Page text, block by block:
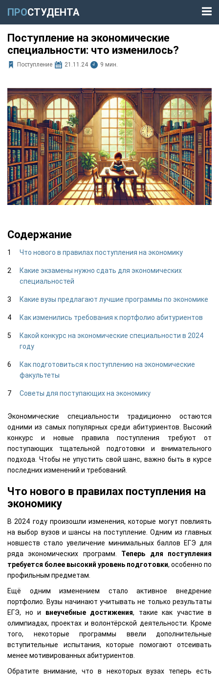
ПРОСТУДЕНТА
Поступление на экономические
специальности: что изменилось?
Поступление 21.11.24 9 мин.
Содержание
Что нового в правилах поступления на экономику
Какие экзамены нужно сдать для экономических
специальностей
Какие вузы предлагают лучшие программы по экономике
Как изменились требования к портфолио абитуриентов
Какой конкурс на экономические специальности в 2024
году
Как подготовиться к поступлению на экономические
факультеты
Советы для поступающих на экономику
Экономические специальности традиционно остаются
одними из самых популярных среди абитуриентов. Высокий
конкурс и новые правила поступления требуют от
поступающих тщательной подготовки и внимательного
подхода. Чтобы не упустить свой шанс, важно быть в курсе
последних изменений и требований.
Что нового в правилах поступления на
экономику
В 2024 году произошли изменения, которые могут повлиять
на выбор вузов и шансы на поступление. Одним из главных
новшеств стало увеличение минимальных баллов ЕГЭ для
ряда экономических программ. Теперь для поступления
требуется более высокий уровень подготовки, особенно по
профильным предметам.
Ещё одним изменением стало активное внедрение
портфолио. Вузы начинают учитывать не только результаты
ЕГЭ, но и внеучебные достижения, такие как участие в
олимпиадах, проектах и волонтёрской деятельности. Кроме
того, некоторые программы ввели дополнительные
вступительные испытания, которые помогают отсеивать
менее мотивированных абитуриентов.
Обратите внимание, что в некоторых вузах теперь есть